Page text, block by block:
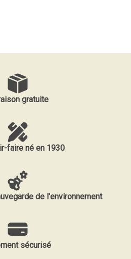
gratuite
faire né en 1930
de l'environnement
sécurisé